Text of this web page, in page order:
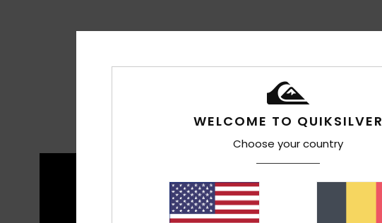
WELCOME TO QUIKSILVER
Choose your country